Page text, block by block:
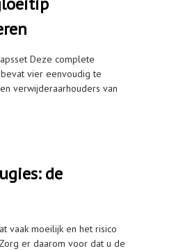
Deze complete
vier eenvoudig te
verwijderaarhouders van
de
vaak moeilijk en het risico
er daarom voor dat u de